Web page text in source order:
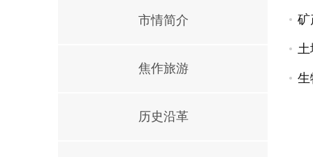
市情简介
焦作旅游
历史沿革
矿
土
生